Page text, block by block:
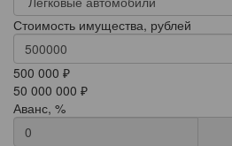
Стоимость имущества, рублей
500 000 ₽
50 000 000 ₽
Аванс, %